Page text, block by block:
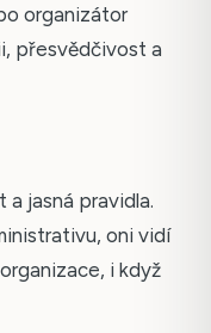
organizátor
přesvědčivost a
jasná pravidla.
oni vidí
i když